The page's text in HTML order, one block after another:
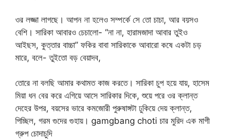
ওর লজ্জা লাগছে। আপন না হলেও সম্পর্কে সে তো চাচা, আর বয়সও
বেশি। সারিকা আবারও চেচালো- “না না, হারামজাদা আবার তুইও
আইছস, কুত্তার বাচ্চা” ফকির বাবা সারিকাকে আবারো কষে একটা চড়
মারে, বলে- তুইতো বড় বেয়াদব,
তোরে না বলছি আমার কথামত কাজ করতে। সারিকা চুপ হয়ে যায়, হাসেম
মিয়া ধন বের করে এগিয়ে আসে সারিকার দিকে, শুয়ে পরে ওর ক্লান্ত
দেহের উপর, বয়সের ভারে কমজোরী পুরুষাঙ্গটা ঢুকিয়ে দেয় ক্লান্ত,
পিচ্ছিল, গরম গুদের গুহায়। gamgbang choti চার মুরিদ এক মাগী
গ্রুপ চোদাচুদি